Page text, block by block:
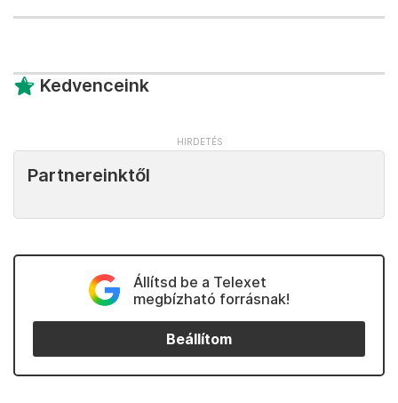
Kedvenceink
Partnereinktől
Állítsd be a Telexet
megbízható forrásnak!
Beállítom